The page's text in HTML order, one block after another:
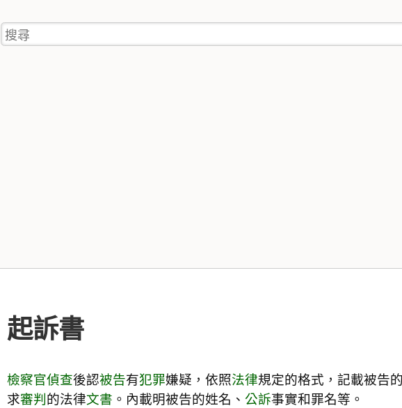
用
者
搜
尋
起訴書
檢察官偵查後認被告有犯罪嫌疑，依照法律規定的格式，記載被告
求審判的法律文書 。內載明被告的姓名、 公訴事實和罪名等。